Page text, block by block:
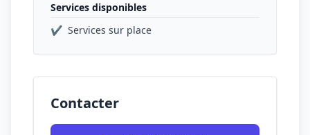
Services disponibles
✔ Services sur place
Contacter